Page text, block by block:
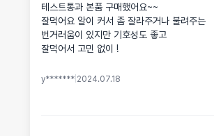
테스트통과 본품 구매했어요~~
잘먹어요 알이 커서 좀 잘라주거나 불려주는
번거러움이 있지만 기호성도 좋고
잘먹어서 고민 없이 !
y******* 2024.07.18